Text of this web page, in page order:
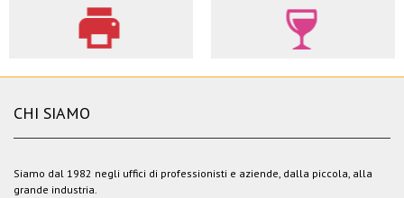
CHI SIAMO
Siamo dal 1982 negli uffici di professionisti e aziende, dalla piccola, alla
grande industria.